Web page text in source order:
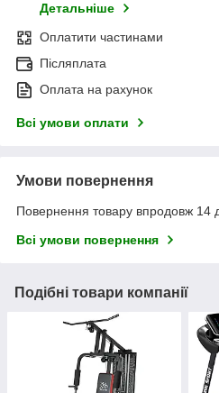
Детальніше
Оплатити частинами
Післяплата
Оплата на рахунок
Всі умови оплати
Умови повернення
Повернення товару впродовж 14
Всі умови повернення
Подібні товари компанії